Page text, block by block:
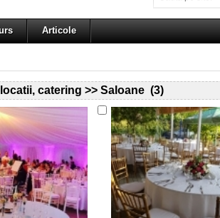
Articole
catering >> Saloane (3)